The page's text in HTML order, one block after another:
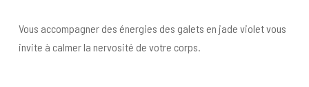
Vous accompagner des énergies des galets en jade violet vous
invite à calmer la nervosité de votre corps.